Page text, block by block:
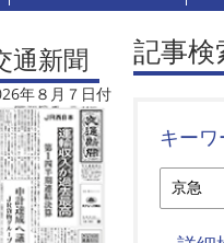
通新聞
年８月７日付
記事検
キー